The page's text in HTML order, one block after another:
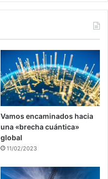
Vamos encaminados hacia
una «brecha cuántica»
global
11/02/2023